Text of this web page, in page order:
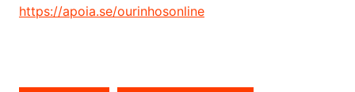
https://apoia.se/ourinhosonline